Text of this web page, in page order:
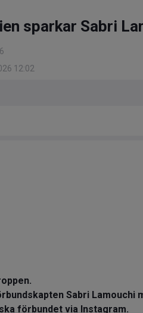
sparkar Sabri
12:02
Sabri Lamouchi
förbundet via Instagram.